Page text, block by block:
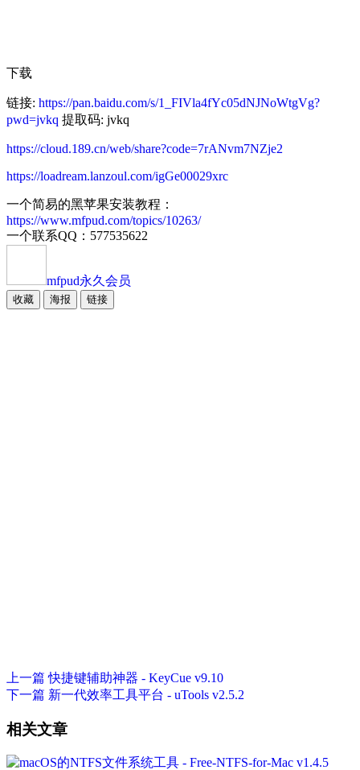
下载
链接: https://pan.baidu.com/s/1_FIVla4fYc05dNJNoWtgVg?
pwd=jvkq 提取码: jvkq
https://cloud.189.cn/web/share?code=7rANvm7NZje2
https://loadream.lanzoul.com/igGe00029xrc
一个简易的黑苹果安装教程：
https://www.mfpud.com/topics/10263/
一个联系QQ：577535622
mfpud永久会员
收藏 海报 链接
上一篇 快捷键辅助神器 - KeyCue v9.10
下一篇 新一代效率工具平台 - uTools v2.5.2
相关文章